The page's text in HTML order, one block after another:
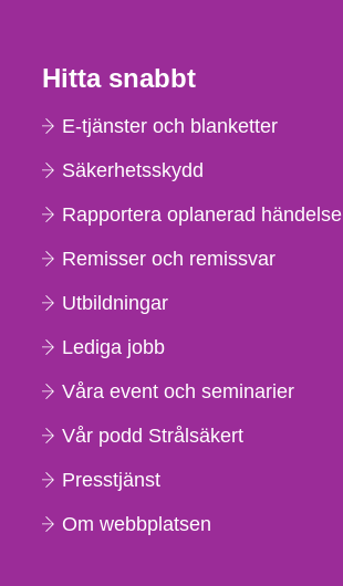
Hitta snabbt
E-tjänster och blanketter
Säkerhetsskydd
Rapportera oplanerad händelse
Remisser och remissvar
Utbildningar
Lediga jobb
Våra event och seminarier
Vår podd Strålsäkert
Presstjänst
Om webbplatsen